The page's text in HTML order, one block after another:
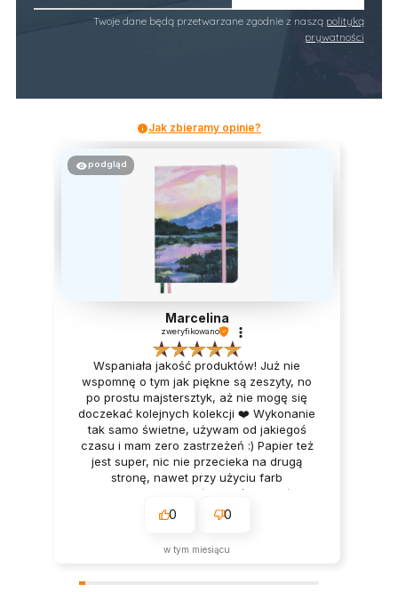
Twoje dane będą przetwarzane zgodnie z naszą polityką
prywatności
Jak zbieramy opinie?
podgląd
Marcelina
zweryfikowano
Wspaniała jakość produktów! Już nie
wspomnę o tym jak piękne są zeszyty, no
po prostu majstersztyk, aż nie mogę się
doczekać kolejnych kolekcji ❤️ Wykonanie
tak samo świetne, używam od jakiegoś
czasu i mam zero zastrzeżeń :) Papier też
jest super, nic nie przecieka na drugą
stronę, nawet przy użyciu farb
akwarelowych! Obsługa też przemiła i
serdeczna ❤️ To na pewno nie moje
0 0
w tym miesiącu